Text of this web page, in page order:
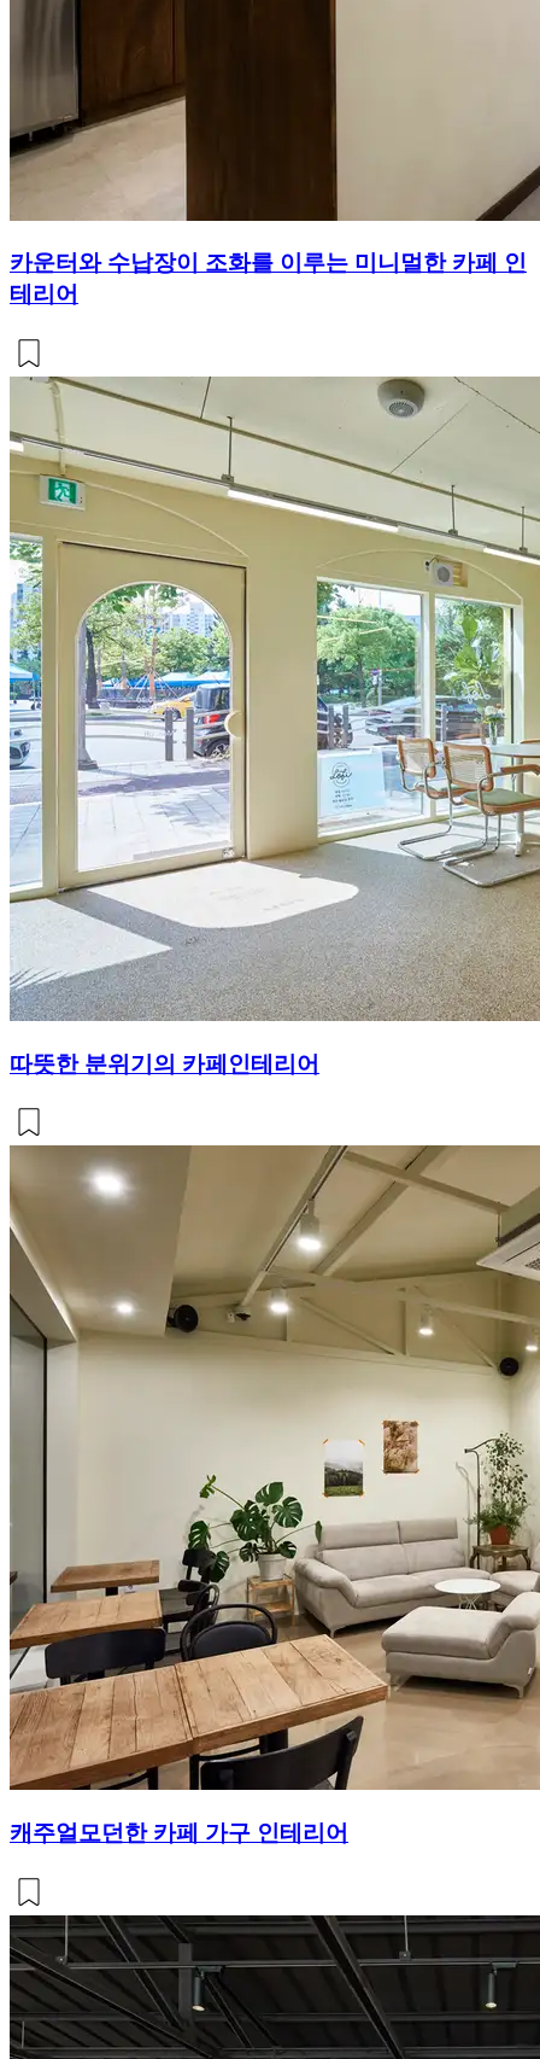
카운터와 수납장이 조화를 이루는 미니멀한 카페 인
테리어
따뜻한 분위기의 카페인테리어
캐주얼모던한 카페 가구 인테리어